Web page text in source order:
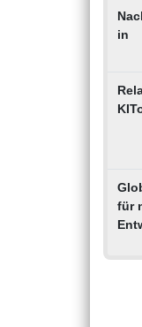
in
für